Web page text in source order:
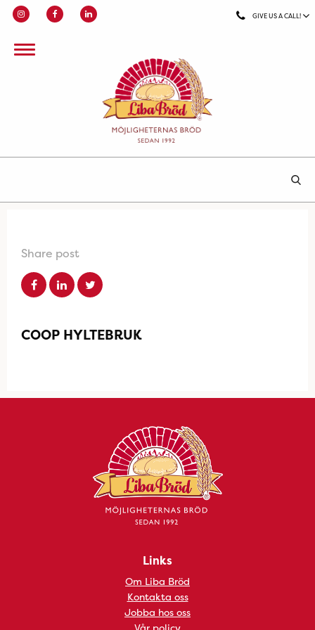
GIVE US A CALL!
Share post
COOP HYLTEBRUK
Links
Om Liba Bröd
Kontakta oss
Jobba hos oss